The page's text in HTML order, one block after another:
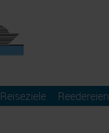
Reiseziele Reedereien